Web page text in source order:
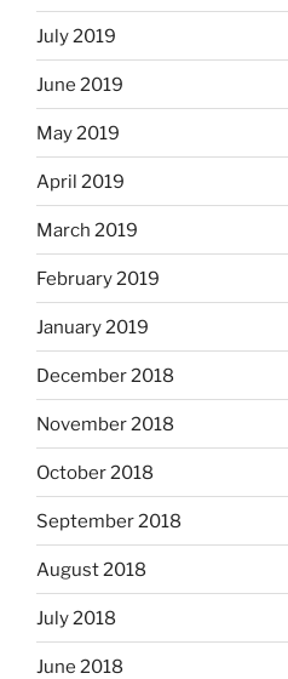
July 2019
June 2019
May 2019
April 2019
March 2019
February 2019
January 2019
December 2018
November 2018
October 2018
September 2018
August 2018
July 2018
June 2018